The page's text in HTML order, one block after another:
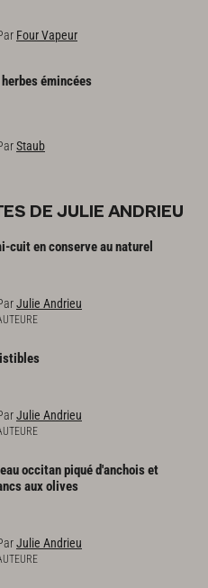
Four Vapeur
herbesémincées
Staub
DE JULIE ANDRIEU
cuitenconserveaunaturel
Julie Andrieu
Julie Andrieu
occitanpiquéd'anchoiset
auxolives
Julie Andrieu